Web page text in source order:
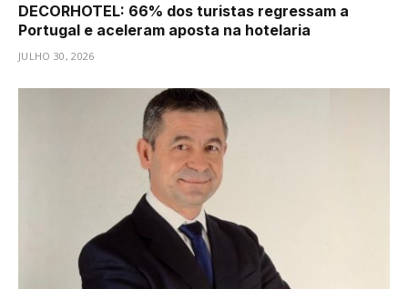
DECORHOTEL: 66% dos turistas regressam a
Portugal e aceleram aposta na hotelaria
JULHO 30, 2026